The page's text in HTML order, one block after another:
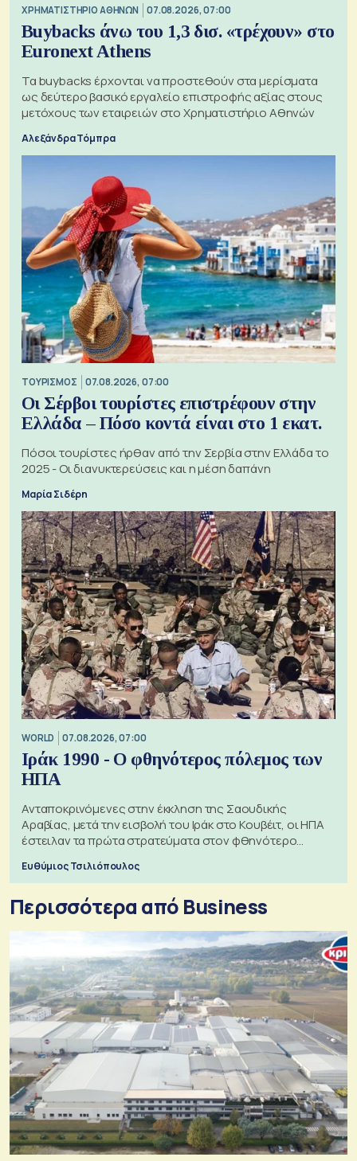
XΡΗΜΑΤΙΣΤΗΡΙΟ ΑΘΗΝΩΝ 07.08.2026, 07:00
Buybacks άνω του 1,3 δισ. «τρέχουν» στο
Euronext Athens
Τα buybacks έρχονται να προστεθούν στα μερίσματα
ως δεύτερο βασικό εργαλείο επιστροφής αξίας στους
μετόχους των εταιρειών στο Χρηματιστήριο Αθηνών
Αλεξάνδρα Τόμπρα
ΤΟΥΡΙΣΜΟΣ 07.08.2026, 07:00
Οι Σέρβοι τουρίστες επιστρέφουν στην
Ελλάδα – Πόσο κοντά είναι στο 1 εκατ.
Πόσοι τουρίστες ήρθαν από την Σερβία στην Ελλάδα το
2025 - Οι διανυκτερεύσεις και η μέση δαπάνη
Μαρία Σιδέρη
WORLD 07.08.2026, 07:00
Ιράκ 1990 - Ο φθηνότερος πόλεμος των
ΗΠΑ
Ανταποκρινόμενες στην έκκληση της Σαουδικής
Αραβίας, μετά την εισβολή του Ιράκ στο Κουβέιτ, οι ΗΠΑ
έστειλαν τα πρώτα στρατεύματα στον φθηνότερο
Ευθύμιος Τσιλιόπουλος
Περισσότερα από Business